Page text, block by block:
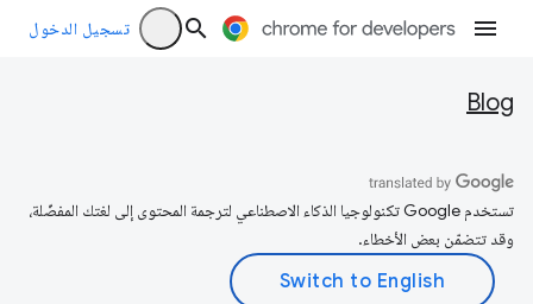
تسجيل الدخول
Blog
تستخدم Google تكنولوجيا الذكاء الاصطناعي لترجمة المحتوى إلى لغتك المفضّلة،
وقد تتضمّن بعض الأخطاء.